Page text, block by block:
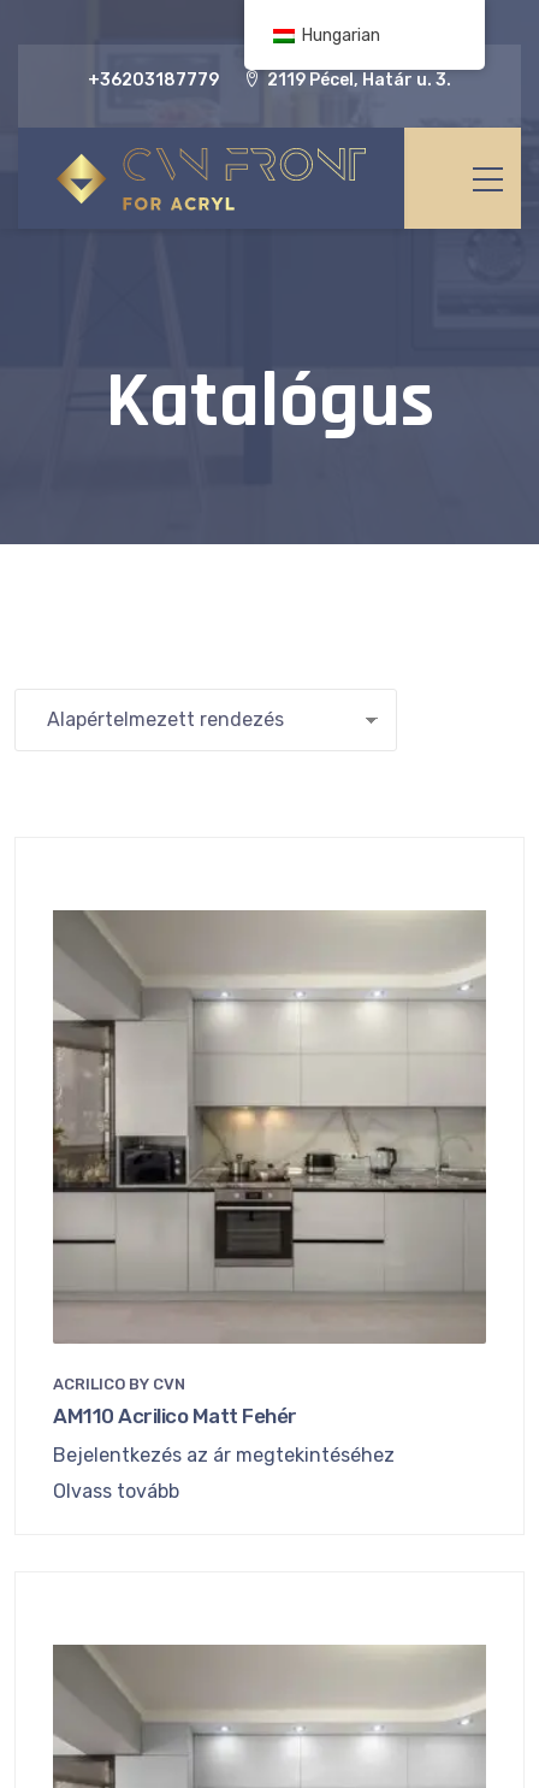
+36203187779 2119 Pécel, Határ u. 3.
Katalógus
ACRILICO BY CVN
AM110 Acrilico Matt Fehér
Bejelentkezés az ár megtekintéséhez
Olvass tovább
Hungarian